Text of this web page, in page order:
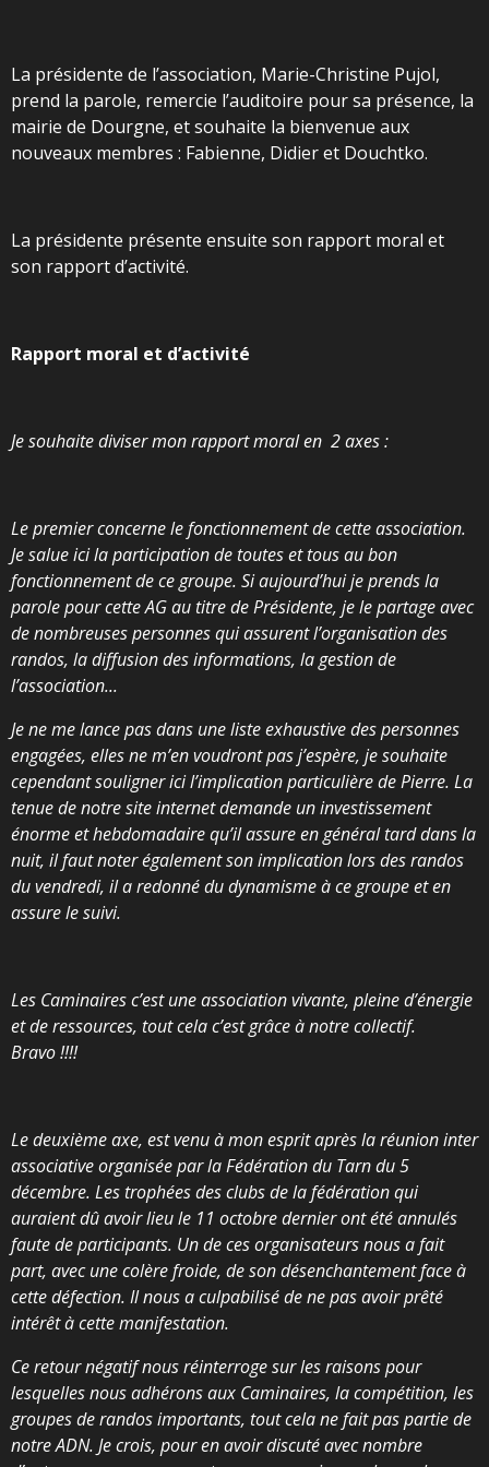
La présidente de l’association, Marie-Christine Pujol,
prend la parole, remercie l’auditoire pour sa présence, la
mairie de Dourgne, et souhaite la bienvenue aux
nouveaux membres : Fabienne, Didier et Douchtko.
La présidente présente ensuite son rapport moral et
son rapport d’activité.
Rapport moral et d’activité
Je souhaite diviser mon rapport moral en 2 axes :
Le premier concerne le fonctionnement de cette association.
Je salue ici la participation de toutes et tous au bon
fonctionnement de ce groupe. Si aujourd’hui je prends la
parole pour cette AG au titre de Présidente, je le partage avec
de nombreuses personnes qui assurent l’organisation des
randos, la diffusion des informations, la gestion de
l’association...
Je ne me lance pas dans une liste exhaustive des personnes
engagées, elles ne m’en voudront pas j’espère, je souhaite
cependant souligner ici l’implication particulière de Pierre. La
tenue de notre site internet demande un investissement
énorme et hebdomadaire qu’il assure en général tard dans la
nuit, il faut noter également son implication lors des randos
du vendredi, il a redonné du dynamisme à ce groupe et en
assure le suivi.
Les Caminaires c’est une association vivante, pleine d’énergie
et de ressources, tout cela c’est grâce à notre collectif.
Bravo !!!!
Le deuxième axe, est venu à mon esprit après la réunion inter
associative organisée par la Fédération du Tarn du 5
décembre. Les trophées des clubs de la fédération qui
auraient dû avoir lieu le 11 octobre dernier ont été annulés
faute de participants. Un de ces organisateurs nous a fait
part, avec une colère froide, de son désenchantement face à
cette défection. Il nous a culpabilisé de ne pas avoir prêté
intérêt à cette manifestation.
Ce retour négatif nous réinterroge sur les raisons pour
lesquelles nous adhérons aux Caminaires, la compétition, les
groupes de randos importants, tout cela ne fait pas partie de
notre ADN. Je crois, pour en avoir discuté avec nombre